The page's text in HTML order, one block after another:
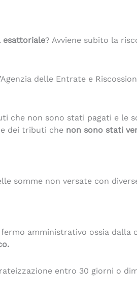
esattoriale? Avviene subito la
delle Entrate e
che non sono stati pagati e le
dei tributi che non sono stati
somme non versate con
amministrativo ossia dalla
entro 30 giorni o